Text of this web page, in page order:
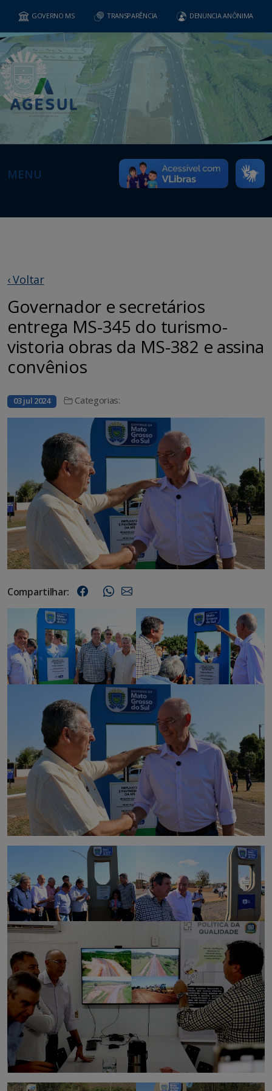
GOVERNO MS TRANSPARÊNCIA DENUNCIA ANÔNIMA
MENU
‹ Voltar
Governador e secretários
entrega MS-345 do turismo-
vistoria obras da MS-382 e assina
convênios
03 jul 2024 Categorias:
Compartilhar: